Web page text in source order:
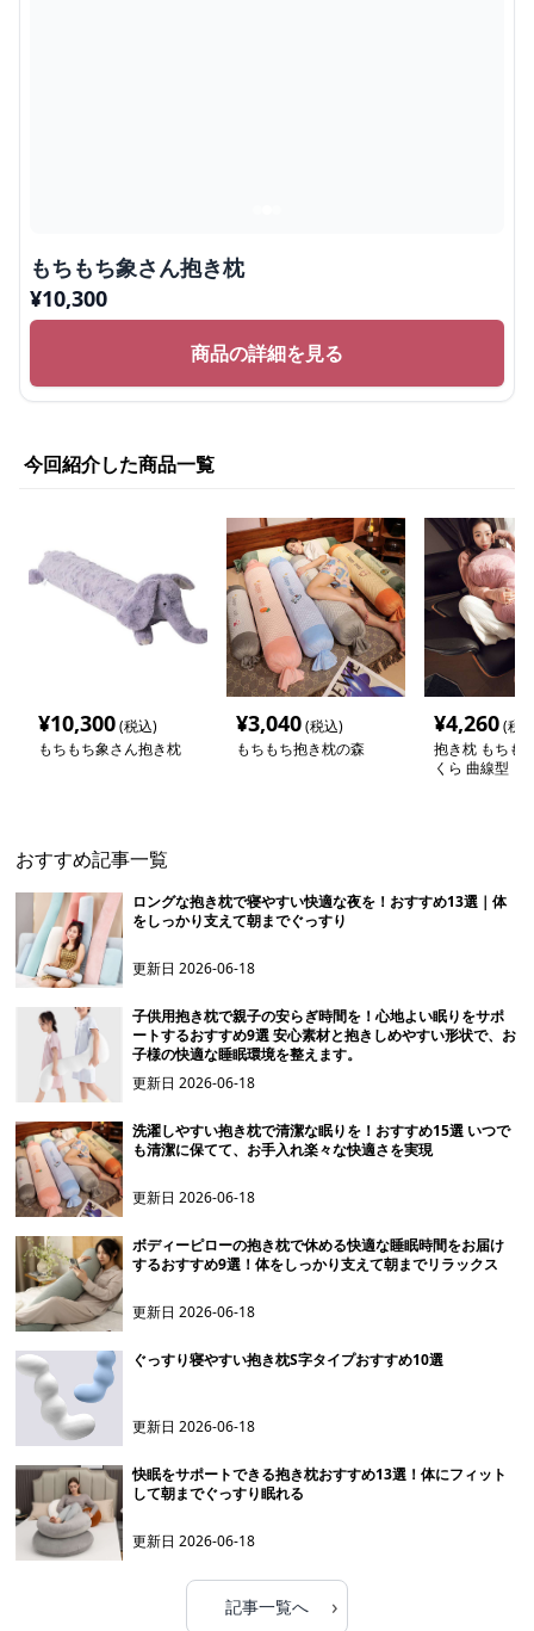
もちもち象さん抱き枕
¥10,300
商品の詳細を見る
今回紹介した商品一覧
¥10,300(税込)
もちもち象さん抱き枕
¥3,040(税込)
もちもち抱き枕の森
¥4,260(税
抱き枕 もちも
くら 曲線型
おすすめ記事一覧
ロングな抱き枕で寝やすい快適な夜を！おすすめ13選｜体
をしっかり支えて朝までぐっすり
更新日2026-06-18
子供用抱き枕で親子の安らぎ時間を！心地よい眠りをサポ
ートするおすすめ9選 安心素材と抱きしめやすい形状で、お
子様の快適な睡眠環境を整えます。
更新日2026-06-18
洗濯しやすい抱き枕で清潔な眠りを！おすすめ15選 いつで
も清潔に保てて、お手入れ楽々な快適さを実現
更新日2026-06-18
ボディーピローの抱き枕で休める快適な睡眠時間をお届け
するおすすめ9選！体をしっかり支えて朝までリラックス
更新日2026-06-18
ぐっすり寝やすい抱き枕S字タイプおすすめ10選
更新日2026-06-18
快眠をサポートできる抱き枕おすすめ13選！体にフィット
して朝までぐっすり眠れる
更新日2026-06-18
記事一覧へ ›